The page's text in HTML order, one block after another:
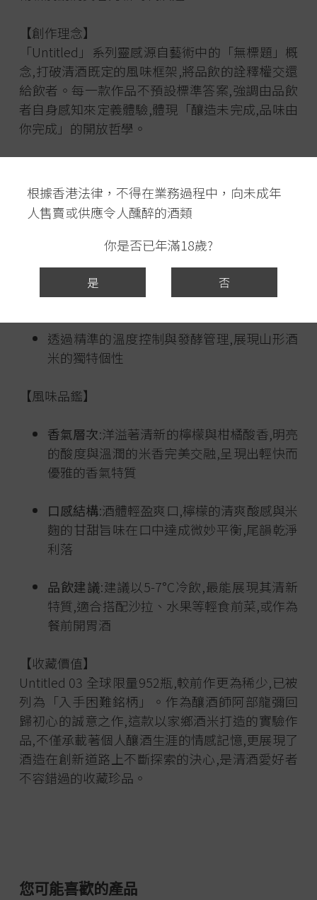
根據香港法律，不得在業務過程中，向未成年
人售賣或供應令人醺醉的酒類
你是否已年滿18歲?
是 否
【創作理念】
「Untitled」系列靈感源自藝術中的「無標題」概
念,打破清酒既定的風味框架,將品飲的詮釋權交還
給飲者。每一款作品不預設標準答案,強調由品飲
者自身感知來定義體驗,體現「釀造未完成,品味由
你完成」的開放哲學。
精選釀造責任者阿部龍彌家鄉山形縣產的
「出羽燦燦」酒米,這不僅是他最熟悉的米種,
更是他清酒修業的起點
延續系列低精白處理理念,保留酒米原始風味
特質
透過精準的溫度控制與發酵管理,展現山形酒
米的獨特個性
【風味品鑑】
香氣層次:洋溢著清新的檸檬與柑橘酸香,明亮
的酸度與溫潤的米香完美交融,呈現出輕快而
優雅的香氣特質
口感結構:酒體輕盈爽口,檸檬的清爽酸感與米
麴的甘甜旨味在口中達成微妙平衡,尾韻乾淨
利落
品飲建議:建議以5-7°C冷飲,最能展現其清新
特質,適合搭配沙拉、水果等輕食前菜,或作為
餐前開胃酒
【收藏價值】
Untitled 03 全球限量952瓶,較前作更為稀少,已被
列為「入手困難銘柄」。作為釀酒師阿部龍彌回
歸初心的誠意之作,這款以家鄉酒米打造的實驗作
品,不僅承載著個人釀酒生涯的情感記憶,更展現了
酒造在創新道路上不斷探索的決心,是清酒愛好者
不容錯過的收藏珍品。
您可能喜歡的產品